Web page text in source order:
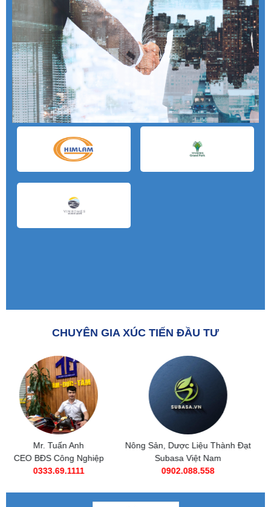
CHUYÊN GIA XÚC TIẾN ĐẦU TƯ
Nông Sản, Dược Liệu Thành Đạt
Subasa Việt Nam
0902.088.558
Subasa Việt Nam
Chuỗi đồ ăn nhanh Subasa
0985 269 685